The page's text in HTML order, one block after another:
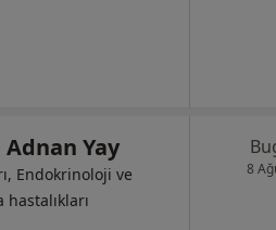
Adnan Yay
Endokrinoloji ve
8